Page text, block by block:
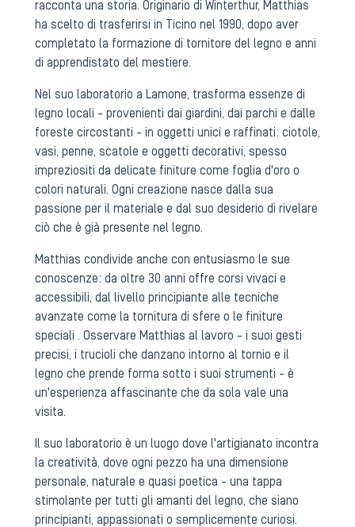
racconta una storia. Originario di Winterthur, Matthias
ha scelto di trasferirsi in Ticino nel 1990, dopo aver
completato la formazione di tornitore del legno e anni
di apprendistato del mestiere.
Nel suo laboratorio a Lamone, trasforma essenze di
legno locali - provenienti dai giardini, dai parchi e dalle
foreste circostanti - in oggetti unici e raffinati: ciotole,
vasi, penne, scatole e oggetti decorativi, spesso
impreziositi da delicate finiture come foglia d'oro o
colori naturali. Ogni creazione nasce dalla sua
passione per il materiale e dal suo desiderio di rivelare
ciò che è già presente nel legno.
Matthias condivide anche con entusiasmo le sue
conoscenze: da oltre 30 anni offre corsi vivaci e
accessibili, dal livello principiante alle tecniche
avanzate come la tornitura di sfere o le finiture
speciali . Osservare Matthias al lavoro - i suoi gesti
precisi, i trucioli che danzano intorno al tornio e il
legno che prende forma sotto i suoi strumenti - è
un'esperienza affascinante che da sola vale una
visita.
Il suo laboratorio è un luogo dove l'artigianato incontra
la creatività, dove ogni pezzo ha una dimensione
personale, naturale e quasi poetica - una tappa
stimolante per tutti gli amanti del legno, che siano
principianti, appassionati o semplicemente curiosi.